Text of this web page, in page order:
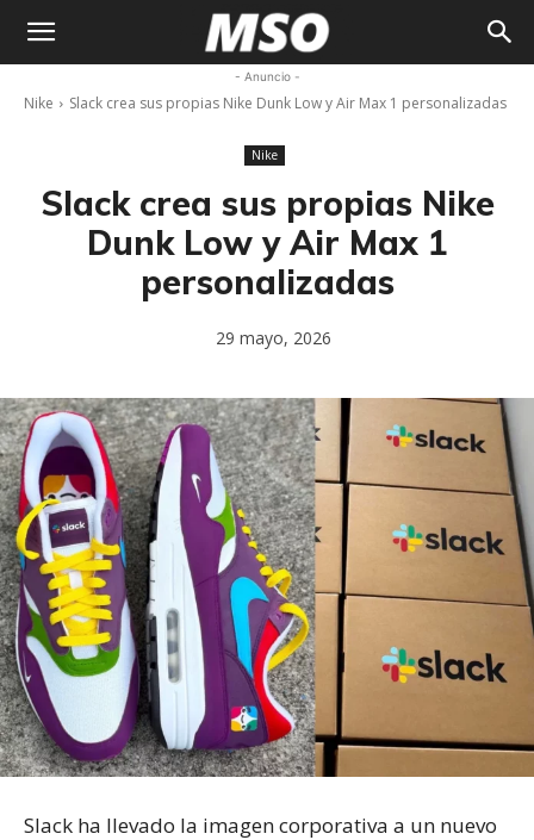
Sneaker
- Anuncio -
Nike Slack crea sus propias Nike Dunk Low y Air Max 1 personalizadas
Nike
Slack crea sus propias Nike
Dunk Low y Air Max 1
personalizadas
29 mayo, 2026
Slack ha llevado la imagen corporativa a un nuevo